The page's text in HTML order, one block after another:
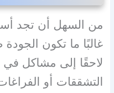
من السهل أن تجد
غالبًا ما تكون
لاحقًا إلى مشاكل في
التشققات أو